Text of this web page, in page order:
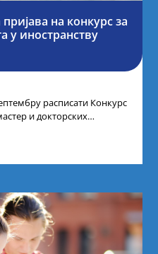
на конкурс за
у иностранству
расписати Конкурс
и докторских